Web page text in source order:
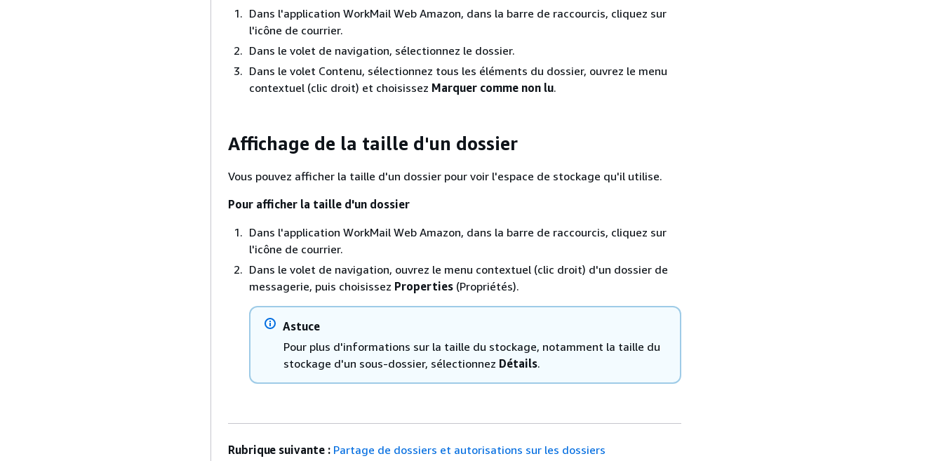
Dans l'application WorkMail Web Amazon, dans la barre de raccourcis, cliquez sur
l'icône de courrier.
Dans le volet de navigation, sélectionnez le dossier.
Dans le volet Contenu, sélectionnez tous les éléments du dossier, ouvrez le menu
contextuel (clic droit) et choisissez Marquer comme non lu.
Affichage de la taille d'un dossier
Vous pouvez afficher la taille d'un dossier pour voir l'espace de stockage qu'il utilise.
Pour afficher la taille d'un dossier
Dans l'application WorkMail Web Amazon, dans la barre de raccourcis, cliquez sur
l'icône de courrier.
Dans le volet de navigation, ouvrez le menu contextuel (clic droit) d'un dossier de
messagerie, puis choisissez Properties (Propriétés).
Astuce
Pour plus d'informations sur la taille du stockage, notamment la taille du
stockage d'un sous-dossier, sélectionnez Détails.
Rubrique suivante : Partage de dossiers et autorisations sur les dossiers